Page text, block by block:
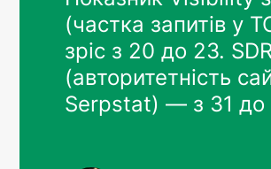
(частка запитів у
зріс з 20 до 23.
(авторитетність
Serpstat) — з 31 до